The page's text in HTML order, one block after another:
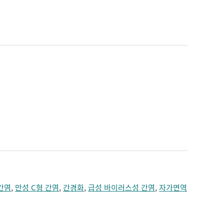
턱의 통증
편두통
염, 만성 C형 간염, 간경화,급성 바이러스성 간염,자가면역